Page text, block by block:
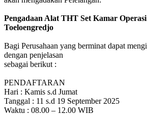
Pengadaan Alat THT Set Kamar
Toeloengredjo
Bagi Perusahaan yang berminat dapat
dengan penjelasan
sebagai berikut :
PENDAFTARAN
Hari : Kamis s.d Jumat
Tanggal : 11 s.d 19 September 2025
Waktu : 08.00 – 12.00 WIB